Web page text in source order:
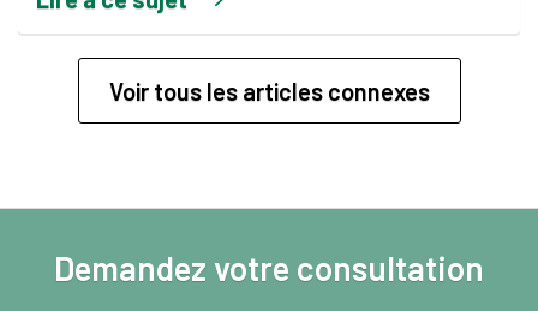
Voir tous les articles connexes
Demandez votre consultation